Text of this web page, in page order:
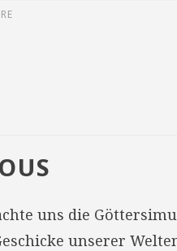
uns die
unserer